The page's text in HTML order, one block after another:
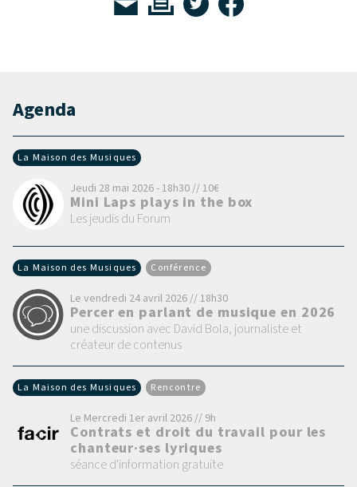
Agenda
La Maison des Musiques
Jeudi 28 mai 2026 - 18h30 // 10€
Mini Laps plays in the box
Les jeudis du Forum
La Maison des Musiques Conférence
Le vendredi 24 avril 2026 // 18h30
Percer en parlant de musique en 2026
une discussion avec David Bola, journaliste et
créateur de contenus
La Maison des Musiques Rencontre
Le Mercredi 1er avril 2026 // 9h
Contrats et droit du travail pour les
chanteur·ses lyriques
séance d'information gratuite